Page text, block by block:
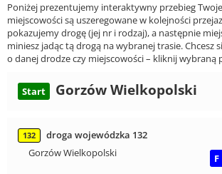
Poniżej prezentujemy interaktywny przebieg
miejscowości są uszeregowane w kolejności
pokazujemy drogę (jej nr i rodzaj), a następnie
miniesz jadąc tą drogą na wybranej trasie. Chcesz
o danej drodze czy miejscowości – kliknij wybraną
Start Gorzów Wielkopolski
132
droga wojewódzka 132
Gorzów Wielkopolski
F